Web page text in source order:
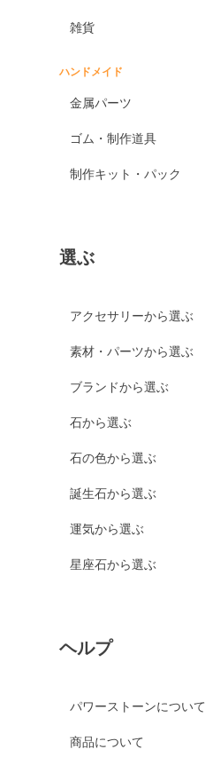
雑貨
ハンドメイド
金属パーツ
ゴム・制作道具
制作キット・パック
選ぶ
アクセサリーから選ぶ
素材・パーツから選ぶ
ブランドから選ぶ
石から選ぶ
石の色から選ぶ
誕生石から選ぶ
運気から選ぶ
星座石から選ぶ
ヘルプ
パワーストーンについて
商品について